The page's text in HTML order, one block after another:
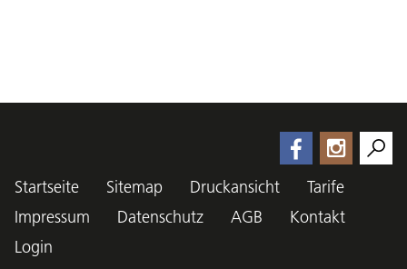
Startseite Sitemap Druckansicht
Tarife
Impressum
Datenschutz AGB
Kontakt
Login